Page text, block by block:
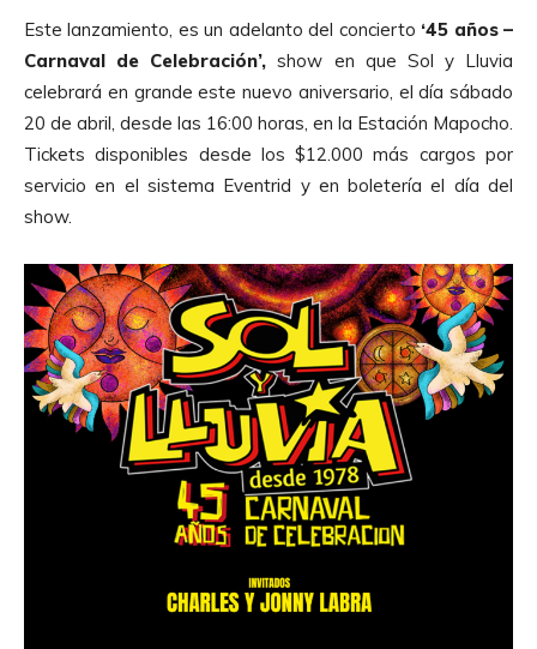
Este lanzamiento, es un adelanto del concierto ‘45 años –
Carnaval de Celebración’, show en que Sol y Lluvia
celebrará en grande este nuevo aniversario, el día sábado
20 de abril, desde las 16:00 horas, en la Estación Mapocho.
Tickets disponibles desde los $12.000 más cargos por
servicio en el sistema Eventrid y en boletería el día del
show.